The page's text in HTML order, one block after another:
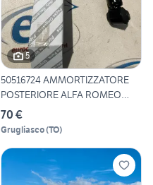
5
50516724 AMMORTIZZATORE
POSTERIORE ALFA ROMEO
MITO
70 €
Grugliasco(TO)